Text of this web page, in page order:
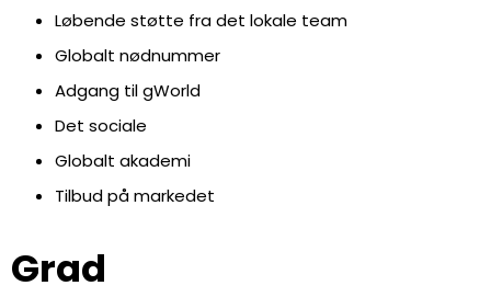
Løbende støtte fra det lokale team
Globalt nødnummer
Adgang til gWorld
Det sociale
Globalt akademi
Tilbud på markedet
Grad